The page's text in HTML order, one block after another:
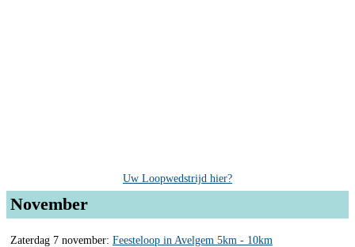
Uw Loopwedstrijd hier?
November
Zaterdag 7 november: Feesteloop in Avelgem 5km - 10km